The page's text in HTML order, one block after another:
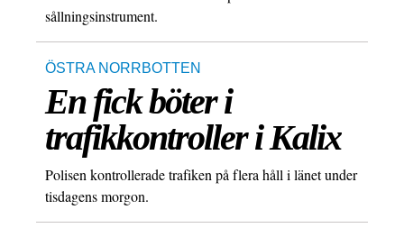
sållningsinstrument.
ÖSTRA NORRBOTTEN
En fick böter i
trafikkontroller i Kalix
Polisen kontrollerade trafiken på flera håll i länet under
tisdagens morgon.